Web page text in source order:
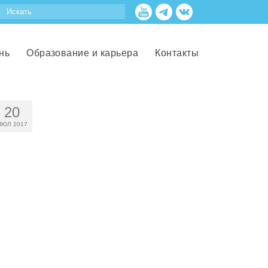
Образование и карьера Контакты
20
2017